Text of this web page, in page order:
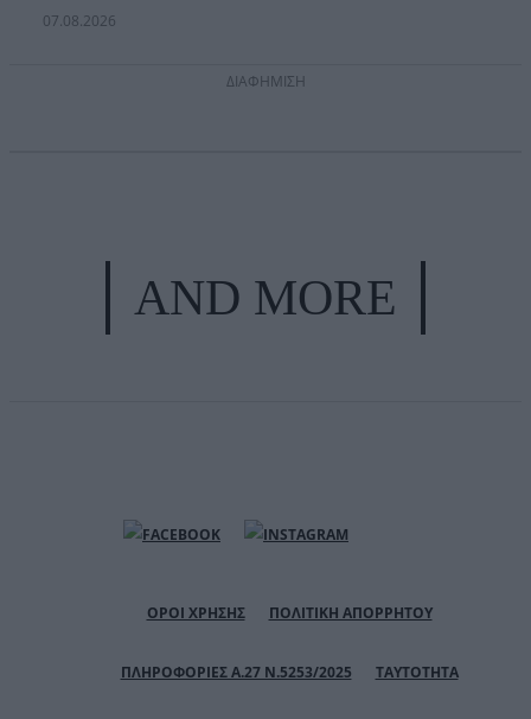
07.08.2026
ΔΙΑΦΗΜΙΣΗ
AND MORE
ΟΡΟΙ ΧΡΗΣΗΣ ΠΟΛΙΤΙΚΗ ΑΠΟΡΡΗΤΟΥ
ΠΛΗΡΟΦΟΡΙΕΣ Α.27 Ν.5253/2025 ΤΑΥΤΟΤΗΤΑ